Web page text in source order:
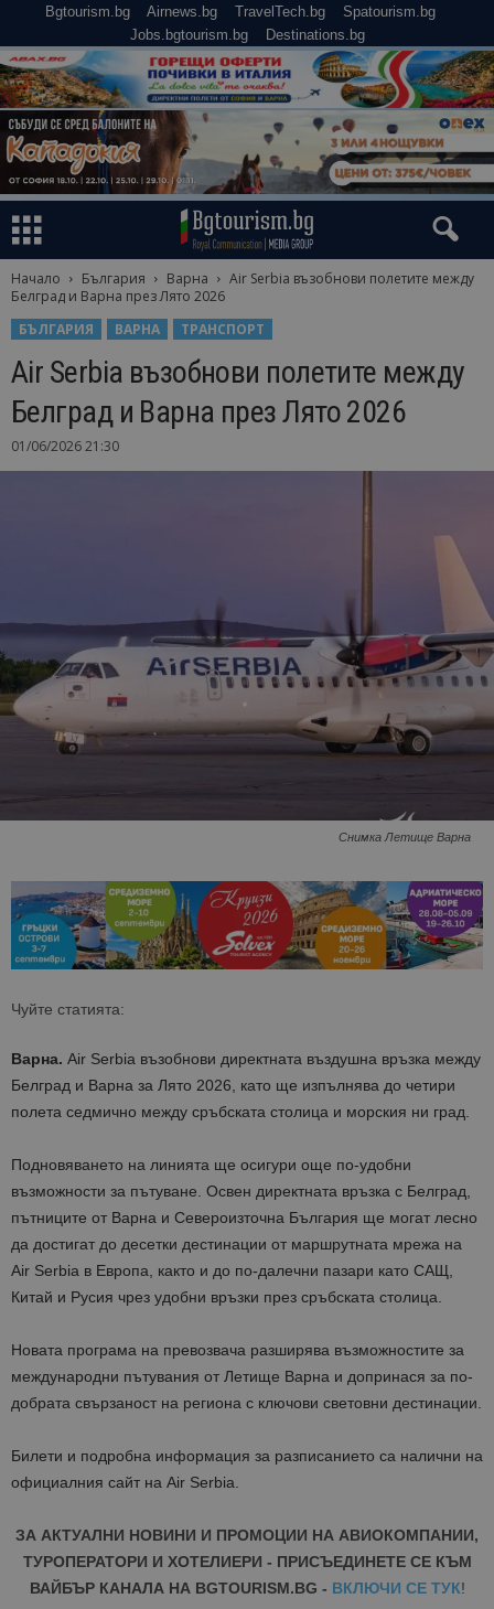
Bgtourism.bg Airnews.bg TravelTech.bg
Spatourism.bg
Jobs.bgtourism.bg
Destinations.bg
Начало България Варна
Air Serbia възобнови полетите между
Белград и Варна през Лято 2026
БЪЛГАРИЯ
ВАРНА ТРАНСПОРТ
Air Serbia възобнови полетите между
Белград и Варна през Лято 2026
01/06/2026 21:30
Снимка Летище Варна
Чуйте статията:
Варна. Air Serbia възобнови директната въздушна връзка между
Белград и Варна за Лято 2026, като ще изпълнява до четири
полета седмично между сръбската столица и морския ни град.
Подновяването на линията ще осигури още по-удобни
възможности за пътуване. Освен директната връзка с Белград,
пътниците от Варна и Североизточна България ще могат лесно
да достигат до десетки дестинации от маршрутната мрежа на
Air Serbia в Европа, както и до по-далечни пазари като САЩ,
Китай и Русия чрез удобни връзки през сръбската столица.
Новата програма на превозвача разширява възможностите за
международни пътувания от Летище Варна и допринася за по-
добрата свързаност на региона с ключови световни дестинации.
Билети и подробна информация за разписанието са налични на
официалния сайт на Air Serbia.
ЗА АКТУАЛНИ НОВИНИ И ПРОМОЦИИ НА АВИОКОМПАНИИ,
ТУРОПЕРАТОРИ И ХОТЕЛИЕРИ - ПРИСЪЕДИНЕТЕ СЕ КЪМ
ВАЙБЪР КАНАЛА НА BGTOURISM.BG - ВКЛЮЧИ СЕ ТУК!